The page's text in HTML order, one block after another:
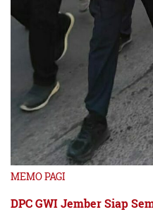
MEMO PAGI
DPC GWI Jember Siap